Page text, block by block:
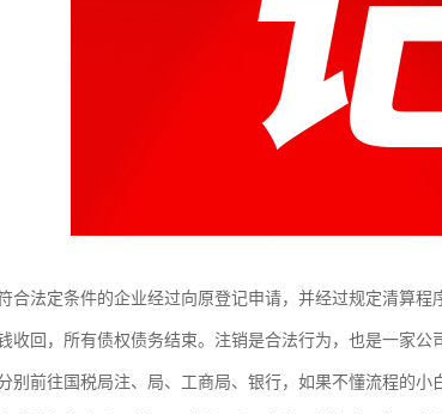
合法定条件的企业经过向原登记申请，并经过规定清算
收回，所有债权债务结束。注销是合法行为，也是一家公
别前往国税局注、局、工商局、银行，如果不懂流程的小